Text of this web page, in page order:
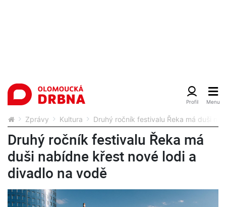
Zprávy Kultura Druhý ročník festivalu Řeka má duši
Druhý ročník festivalu Řeka má
duši nabídne křest nové lodi a
divadlo na vodě